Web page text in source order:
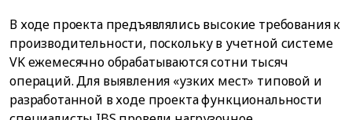
В ходе проекта предъявлялись высокие требования к
производительности, поскольку в учетной системе
VK ежемесячно обрабатываются сотни тысяч
операций. Для выявления «узких мест» типовой и
разработанной в ходе проекта функциональности